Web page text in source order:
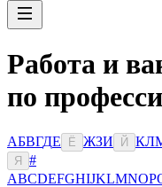
Работа и
по
АБВГДЕ Ё ЖЗИ Й КЛ
Я
#
ABCDEFGHIJKLMNOP